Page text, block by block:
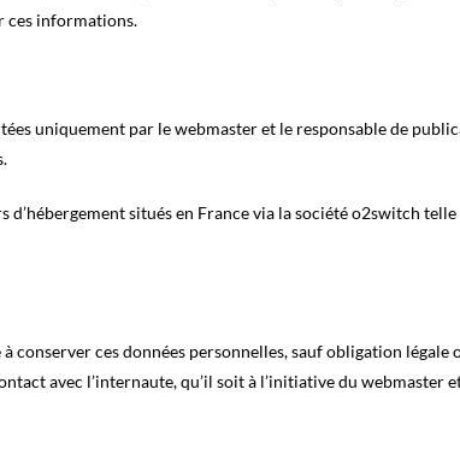
ces informations.
uniquement par le webmaster et le responsable de
d’hébergement situés en France via la société o2switch
à conserver ces données personnelles, sauf obligation
avec l’internaute, qu’il soit à l’initiative du webmaster